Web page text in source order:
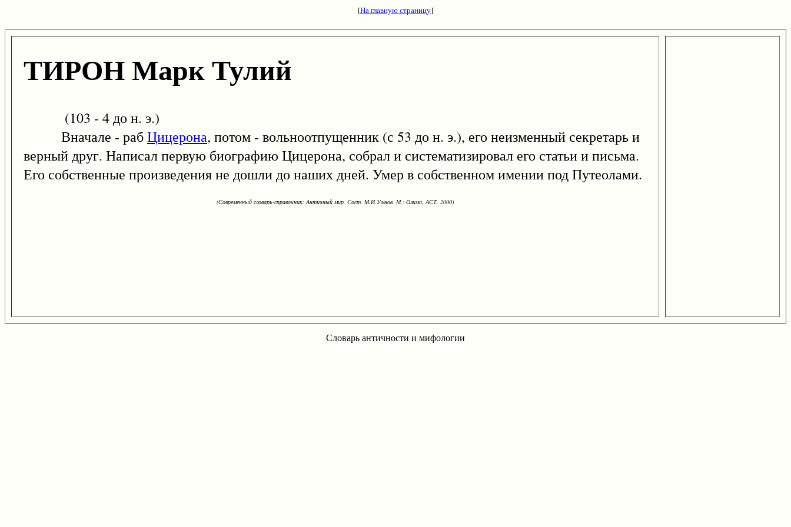
[На главную страницу]
ТИРОН Марк Тулий
(103 - 4 до н. э.)
Вначале - рабЦицерона, потом - вольноотпущенник (с 53 до н. э.), его неизменный секретарь и
верный друг. Написал первую биографию Цицерона, собрал и систематизировал его статьи и письма.
Его собственные произведения не дошли до наших дней. Умер в собственном имении под Путеолами.
(Современный словарь-справочник: Античный мир. Cост. М.И.Умнов. М.: Олимп, АСТ, 2000)
Словарь античности и мифологии